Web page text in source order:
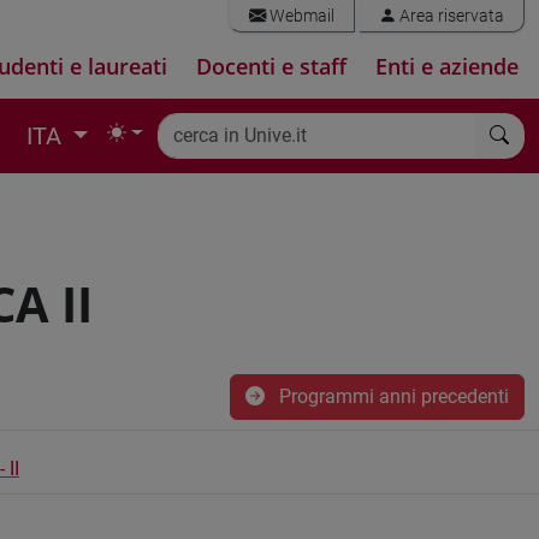
Webmail Area riservata
e laureati Docenti e staff Enti e aziende
ITA
II
Programmi anni precedenti
II